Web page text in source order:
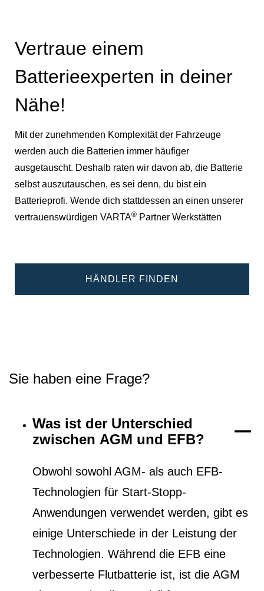
Vertraue einem
Batterieexperten in deiner
Nähe!
Mit der zunehmenden Komplexität der Fahrzeuge
werden auch die Batterien immer häufiger
ausgetauscht. Deshalb raten wir davon ab, die Batterie
selbst auszutauschen, es sei denn, du bist ein
Batterieprofi. Wende dich stattdessen an einen unserer
vertrauenswürdigen VARTA® Partner Werkstätten
HÄNDLER FINDEN
Sie haben eine Frage?
Was ist der Unterschied
zwischen AGM und EFB?
Obwohl sowohl AGM- als auch EFB-
Technologien für Start-Stopp-
Anwendungen verwendet werden, gibt es
einige Unterschiede in der Leistung der
Technologien. Während die EFB eine
verbesserte Flutbatterie ist, ist die AGM